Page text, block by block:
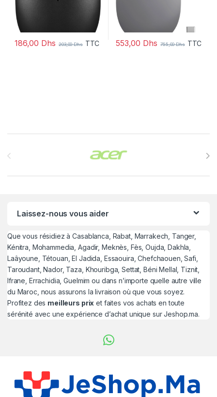
186,00 Dhs 203,00Dhs TTC 553,00 Dhs 755,00Dhs TTC
Laissez-nous vous aider
Que vous résidiez à Casablanca, Rabat, Marrakech, Tanger,
Kénitra, Mohammedia, Agadir, Meknès, Fès, Oujda, Dakhla,
Laâyoune, Tétouan, El Jadida, Essaouira, Chefchaouen, Safi,
Taroudant, Nador, Taza, Khouribga, Settat, Béni Mellal, Tiznit,
Ifrane, Errachidia, Guelmim ou dans n’importe quelle autre ville
du Maroc, nous assurons la livraison où que vous soyez.
Profitez des meilleurs prix et faites vos achats en toute
sérénité avec une expérience d’achat unique sur Jeshop.ma.